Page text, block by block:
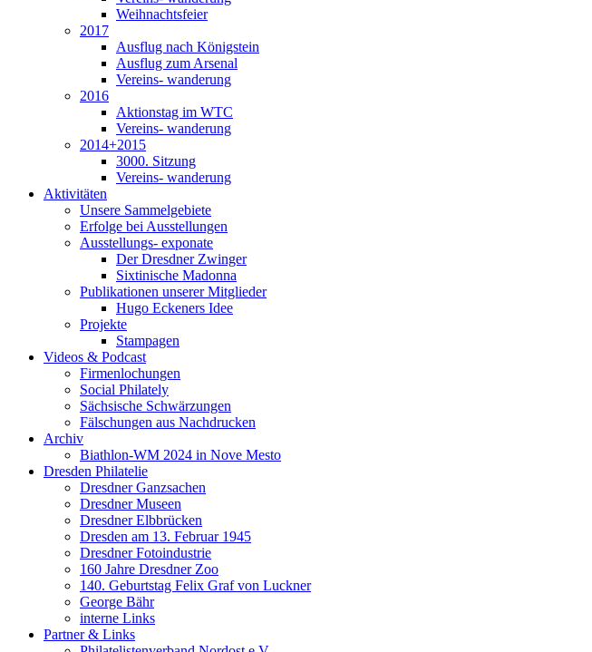
Weihnachtsfeier
2017
Ausflug nach Königstein
Ausflug zum Arsenal
Vereins- wanderung
2016
Aktionstag im WTC
Vereins- wanderung
2014+2015
3000. Sitzung
Vereins- wanderung
Aktivitäten
Unsere Sammelgebiete
Erfolge bei Ausstellungen
Ausstellungs- exponate
Der Dresdner Zwinger
Sixtinische Madonna
Publikationen unserer Mitglieder
Hugo Eckeners Idee
Projekte
Stampagen
Videos & Podcast
Firmenlochungen
Social Philately
Sächsische Schwärzungen
Fälschungen aus Nachdrucken
Archiv
Biathlon-WM 2024 in Nove Mesto
Dresden Philatelie
Dresdner Ganzsachen
Dresdner Museen
Dresdner Elbbrücken
Dresden am 13. Februar 1945
Dresdner Fotoindustrie
160 Jahre Dresdner Zoo
140. Geburtstag Felix Graf von Luckner
George Bähr
interne Links
Partner & Links